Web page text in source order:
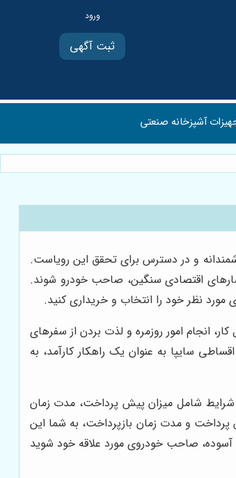
ثبت آگهی
آشپزخانه صنعتی
و در دسترس برای تحقق این رویاست.
اقتصادی سنگین، صاحب خودرو شوند.
نظر خود را انتخاب و خریداری کنید.
انجام امور روزمره و لذت بردن از سفرهای
سایپا به عنوان یک راهکار کارآمد، به
شرایط شامل میزان پیش پرداخت، مدت زمان
و مدت زمان بازپرداخت، به شما این
آسوده، صاحب خودروی مورد علاقه خود شوید